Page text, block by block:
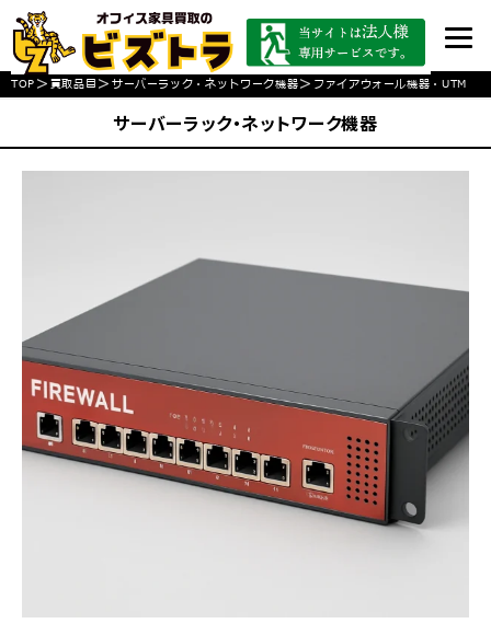
TOP > 買取品目 > サーバーラック・ネットワーク機器> ファイアウォール機器・UTM
サーバーラック・ネットワーク機器